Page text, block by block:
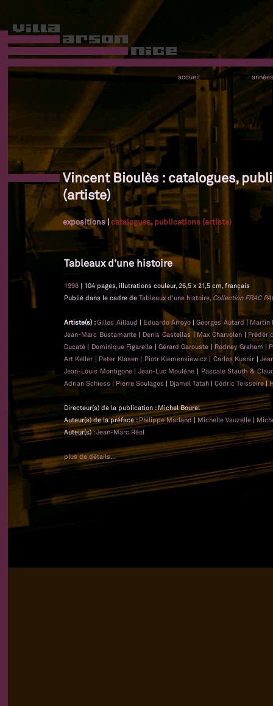
accueil années
Vincent Bioulès : catalogues,
(artiste)
expositions|catalogues, publications (artiste)
Tableaux d'une histoire
1998 | 104 pages, illutrations couleur, 26,5 x 21,5 cm, français
Publié dans le cadre de Tableaux d'une histoire, Collection FRAC
Artiste(s) :Gilles Aillaud | Eduardo Arroyo |Georges Autard|Martin
Jean-Marc Bustamante| Denis Castellas |Max Charvolen |
Ducaté | Dominique Figarella | Gérard Garouste | Rodney Graham |
Art Keller | Peter Klasen| Piotr Klemensiewicz|Carlos Kusnir |
Jean-Louis Montigone| Jean-Luc Moulène | Pascale Stauth &
Adrian Schiess | Pierre Soulages | Djamel Tatah | Cédric Teisseire|
Directeur(s) de la publication : Michel Bourel
Auteur(s) de la préface :Philippe Marland|Michelle Vauzelle |
Auteur(s) :Jean-Marc Réol
plus de détails...